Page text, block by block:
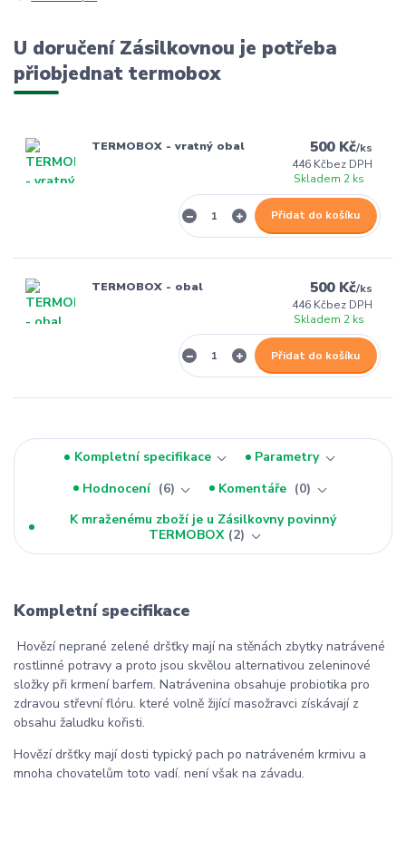
U doručení Zásilkovnou je potřeba
přiobjednat termobox
TERMOBOX - vratný obal 500 Kč/ks
446 Kčbez DPH
Skladem 2 ks
Přidat do košíku
TERMOBOX - obal 500 Kč/ks
446 Kčbez DPH
Skladem 2 ks
Přidat do košíku
Kompletní specifikace
Parametry
Hodnocení
6 Komentáře
0
K mraženému zboží je u Zásilkovny povinný
TERMOBOX 2
Kompletní specifikace
Hovězí neprané zelené dršťky mají na stěnách zbytky natrávené
rostlinné potravy a proto jsou skvělou alternativou zeleninové
složky při krmení barfem. Natrávenina obsahuje probiotika pro
zdravou střevní flóru. které volně žijící masožravci získávají z
obsahu žaludku kořisti.
Hovězí dršťky mají dosti typický pach po natráveném krmivu a
mnoha chovatelům toto vadí. není však na závadu.